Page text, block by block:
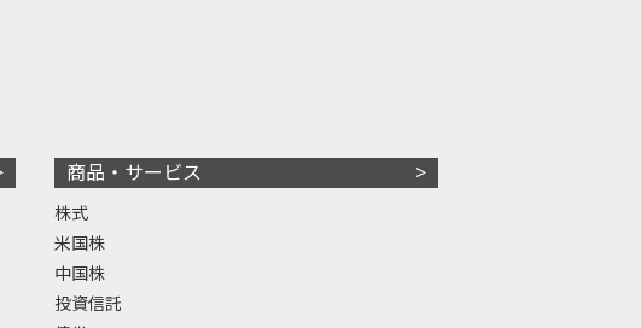
商品・サービス
株式
米国株
中国株
投資信託